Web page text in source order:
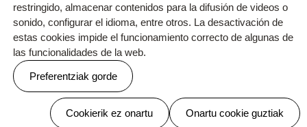
Testu-legalak
Cookien politikaPribatutasun politika
Webgune hau Ikastolen Elkarteak garatu du
restringido, almacenar contenidos para la difusión de videos o
sonido, configurar el idioma, entre otros. La desactivación de
estas cookies impide el funcionamiento correcto de algunas de
las funcionalidades de la web.
Preferentziak gorde
Cookierik ez onartu Onartu cookie guztiak
Baimenak ezeztatu